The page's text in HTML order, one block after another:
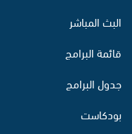
البث المباشر
قائمة البرامج
جدول البرامج
بودكاست